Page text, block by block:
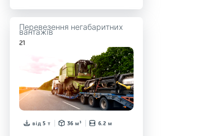
Перевезення негабаритних
вантажів
21
від 5 т 36 м³ 6.2 м